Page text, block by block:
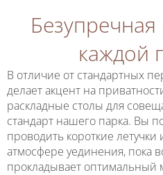
каждой
В отличие от стандартных
делает акцент на
раскладные столы для
стандарт нашего парка. Вы
проводить короткие
атмосфере уединения, пока
прокладывает оптимальный